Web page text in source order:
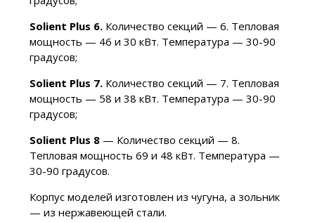
Solient Plus 6.Количество секций — 6. Тепловая
мощность — 46 и 30 кВт. Температура — 30-90
градусов;
Solient Plus 7.Количество секций — 7. Тепловая
мощность — 58 и 38 кВт. Температура — 30-90
градусов;
Solient Plus 8— Количество секций — 8.
Тепловая мощность 69 и 48 кВт. Температура —
30-90 градусов.
Корпус моделей изготовлен из чугуна, а зольник
— из нержавеющей стали.